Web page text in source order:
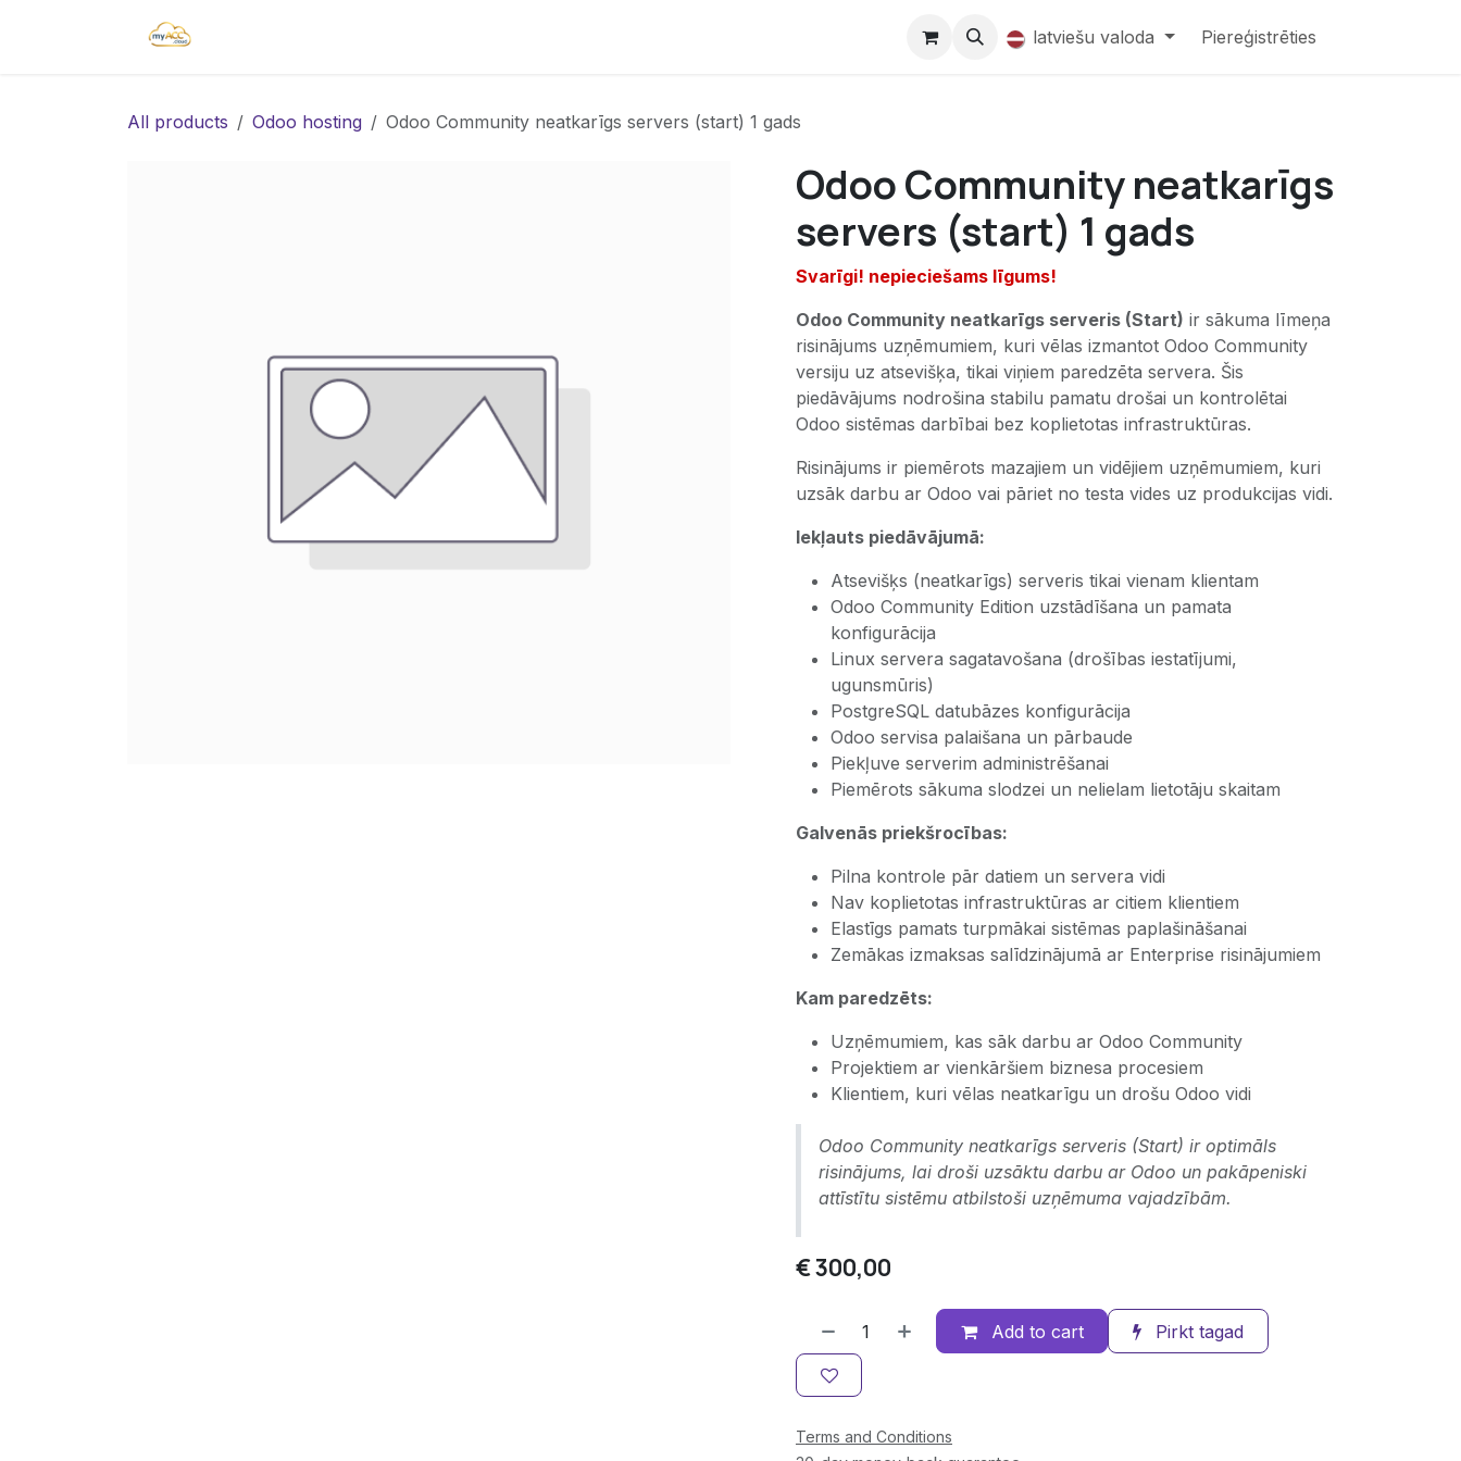
latviešu valoda Piereģistrēties
All products Odoo hosting Odoo Community neatkarīgs servers (start) 1 gads
Odoo Community neatkarīgs
servers (start) 1 gads
Svarīgi! nepieciešams līgums!
Odoo Community neatkarīgs serveris (Start) ir sākuma līmeņa
risinājums uzņēmumiem, kuri vēlas izmantot Odoo Community
versiju uz atsevišķa, tikai viņiem paredzēta servera. Šis
piedāvājums nodrošina stabilu pamatu drošai un kontrolētai
Odoo sistēmas darbībai bez koplietotas infrastruktūras.
Risinājums ir piemērots mazajiem un vidējiem uzņēmumiem, kuri
uzsāk darbu ar Odoo vai pāriet no testa vides uz produkcijas vidi.
Iekļauts piedāvājumā:
Atsevišķs (neatkarīgs) serveris tikai vienam klientam
Odoo Community Edition uzstādīšana un pamata
konfigurācija
Linux servera sagatavošana (drošības iestatījumi,
ugunsmūris)
PostgreSQL datubāzes konfigurācija
Odoo servisa palaišana un pārbaude
Piekļuve serverim administrēšanai
Piemērots sākuma slodzei un nelielam lietotāju skaitam
Galvenās priekšrocības:
Pilna kontrole pār datiem un servera vidi
Nav koplietotas infrastruktūras ar citiem klientiem
Elastīgs pamats turpmākai sistēmas paplašināšanai
Zemākas izmaksas salīdzinājumā ar Enterprise risinājumiem
Kam paredzēts:
Uzņēmumiem, kas sāk darbu ar Odoo Community
Projektiem ar vienkāršiem biznesa procesiem
Klientiem, kuri vēlas neatkarīgu un drošu Odoo vidi
Odoo Community neatkarīgs serveris (Start) ir optimāls
risinājums, lai droši uzsāktu darbu ar Odoo un pakāpeniski
attīstītu sistēmu atbilstoši uzņēmuma vajadzībām.
€300,00
Add to cart Pirkt tagad
Terms and Conditions